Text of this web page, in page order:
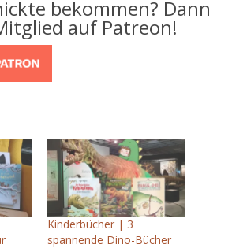
bekommen? Dann
auf Patreon!
Kinderbücher | 3
spannende Dino-Bücher